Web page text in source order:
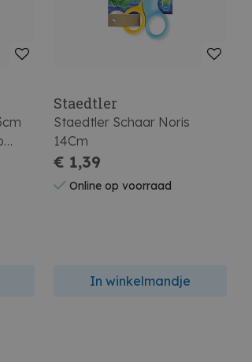
Staedtler
Staedtler Schaar Noris
14Cm
€ 1,39
Online op voorraad
In winkelmandje